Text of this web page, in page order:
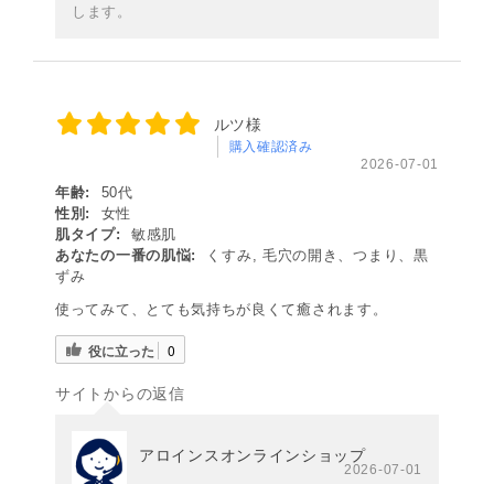
します。
ルツ様
購入確認済み
2026-07-01
年齢:
50代
性別:
女性
肌タイプ:
敏感肌
あなたの一番の肌悩:
くすみ, 毛穴の開き、つまり、黒
ずみ
使ってみて、とても気持ちが良くて癒されます。
役に立った 0
サイトからの返信
アロインスオンラインショップ
2026-07-01